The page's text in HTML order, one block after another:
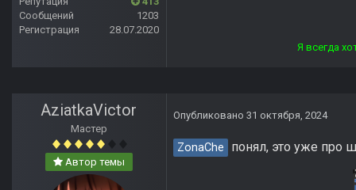
Сообщений
1203
Регистрация
28.07.2020
Я всегда хотел отвечать
AziatkaVictor
Мастер
Автор темы
Опубликовано 31 октября, 2024
ZonaChe понял, это уже про